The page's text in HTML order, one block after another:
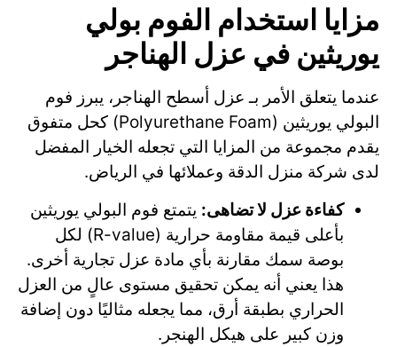
مزايا استخدام الفوم بولي
يوريثين في عزل الهناجر
عندما يتعلق الأمر بـ عزل أسطح الهناجر، يبرز فوم
البولي يوريثين (Polyurethane Foam) كحل متفوق
يقدم مجموعة من المزايا التي تجعله الخيار المفضل
لدى شركة منزل الدقة وعملائها في الرياض.
كفاءة عزل لا تضاهى: يتمتع فوم البولي يوريثين
بأعلى قيمة مقاومة حرارية (R-value) لكل
بوصة سمك مقارنة بأي مادة عزل تجارية أخرى.
هذا يعني أنه يمكن تحقيق مستوى عالٍ من العزل
الحراري بطبقة أرق، مما يجعله مثاليًا دون إضافة
وزن كبير على هيكل الهنجر.